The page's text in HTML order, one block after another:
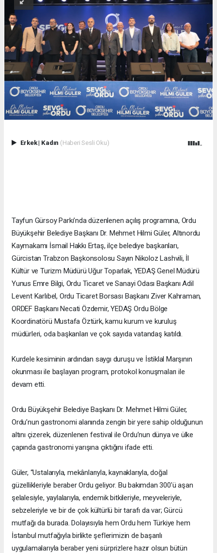
Erkek| Kadın (Haberi Sesli Oku)
Tayfun Gürsoy Parkı’nda düzenlenen açılış programına, Ordu
Büyükşehir Belediye Başkanı Dr. Mehmet Hilmi Güler, Altınordu
Kaymakamı İsmail Hakkı Ertaş, ilçe belediye başkanları,
Gürcistan Trabzon Başkonsolosu Sayın Nikoloz Lashvili, İl
Kültür ve Turizm Müdürü Uğur Toparlak, YEDAŞ Genel Müdürü
Yunus Emre Bilgi, Ordu Ticaret ve Sanayi Odası Başkanı Adil
Levent Karlıbel, Ordu Ticaret Borsası Başkanı Ziver Kahraman,
ORDEF Başkanı Necati Özdemir, YEDAŞ Ordu Bölge
Koordinatörü Mustafa Öztürk, kamu kurum ve kuruluş
müdürleri, oda başkanları ve çok sayıda vatandaş katıldı.
Kurdele kesiminin ardından saygı duruşu ve İstiklal Marşının
okunması ile başlayan program, protokol konuşmaları ile
devam etti.
Ordu Büyükşehir Belediye Başkanı Dr. Mehmet Hilmi Güler,
Ordu’nun gastronomi alanında zengin bir yere sahip olduğunun
altını çizerek, düzenlenen festival ile Ordu’nun dünya ve ülke
çapında gastronomi yarışına çıktığını ifade etti.
Güler, “Ustalarıyla, mekânlarıyla, kaynaklarıyla, doğal
güzellikleriyle beraber Ordu geliyor. Bu bakımdan 300'ü aşan
şelalesiyle, yaylalarıyla, endemik bitkileriyle, meyveleriyle,
sebzeleriyle ve bir de çok kültürlü bir tarafı da var; Gürcü
mutfağı da burada. Dolayısıyla hem Ordu hem Türkiye hem
İstanbul mutfağıyla birlikte şeflerimizin de başarılı
uygulamalarıyla beraber yeni sürprizlere hazır olsun bütün